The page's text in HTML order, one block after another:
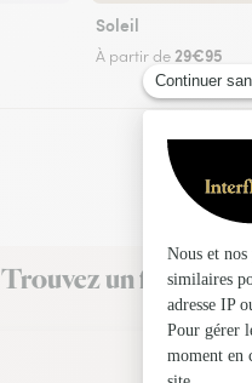
Soleil
À partir de 29€95
Trouvez un fleuriste